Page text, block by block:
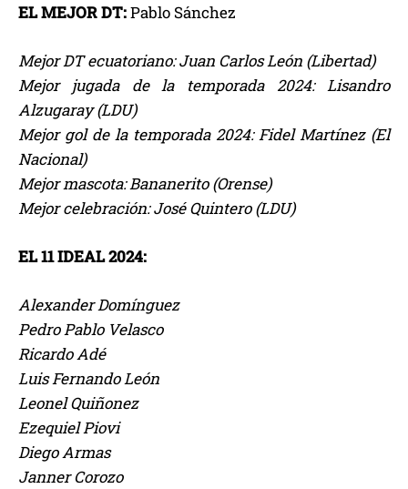
EL MEJOR DT:Pablo Sánchez
Mejor DT ecuatoriano: Juan Carlos León (Libertad)
Mejor jugada de la temporada 2024: Lisandro
Alzugaray (LDU)
Mejor gol de la temporada 2024: Fidel Martínez (El
Nacional)
Mejor mascota: Bananerito (Orense)
Mejor celebración: José Quintero (LDU)
EL 11 IDEAL 2024:
Alexander Domínguez
Pedro Pablo Velasco
Ricardo Adé
Luis Fernando León
Leonel Quiñonez
Ezequiel Piovi
Diego Armas
Janner Corozo